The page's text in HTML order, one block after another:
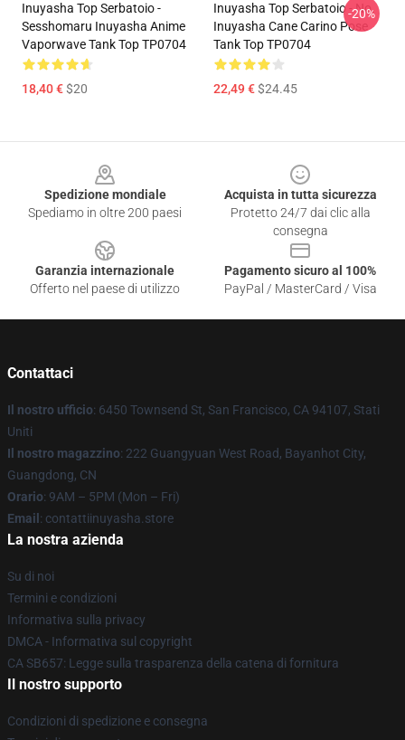
Inuyasha Top Serbatoio -
Sesshomaru Inuyasha Anime
Vaporwave Tank Top TP0704
18,40 €$20
Inuyasha Top Serbatoio - No.
Inuyasha Cane Carino Pose
Tank Top TP0704
22,49 €$24.45
-20%
Spedizione mondiale
Spediamo in oltre 200 paesi
Acquista in tutta sicurezza
Protetto 24/7 dai clic alla
consegna
Garanzia internazionale
Offerto nel paese di utilizzo
Pagamento sicuro al 100%
PayPal / MasterCard / Visa
Contattaci
Il nostro ufficio: 6450 Townsend St, San Francisco, CA 94107, Stati
Uniti
Il nostro magazzino: 222 Guangyuan West Road, Bayanhot City,
Guangdong, CN
Orario: 9AM – 5PM (Mon – Fri)
Email : contattiinuyasha.store
La nostra azienda
Su di noi
Termini e condizioni
Informativa sulla privacy
DMCA - Informativa sul copyright
CA SB657: Legge sulla trasparenza della catena di fornitura
Il nostro supporto
Condizioni di spedizione e consegna